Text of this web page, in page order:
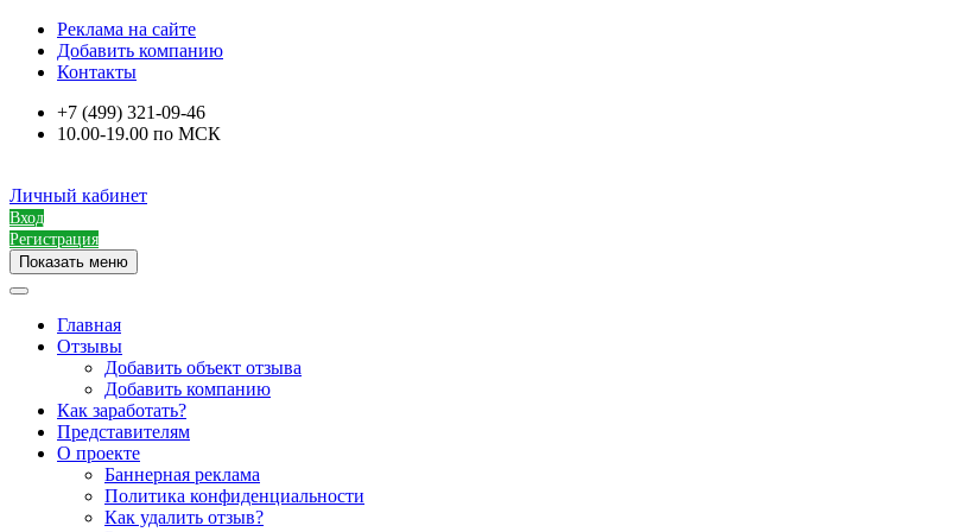
Реклама на сайте
Добавить компанию
Контакты
+7 (499) 321-09-46
10.00-19.00 по МСК
Личный кабинет
Вход
Регистрация
Показать меню
Главная
Отзывы
Добавить объект отзыва
Добавить компанию
Как заработать?
Представителям
О проекте
Баннерная реклама
Политика конфиденциальности
Как удалить отзыв?